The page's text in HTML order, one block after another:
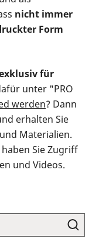
nicht immer
Form
für
unter "PRO
werden? Dann
erhalten Sie
Materialien.
Sie Zugriff
und Videos.